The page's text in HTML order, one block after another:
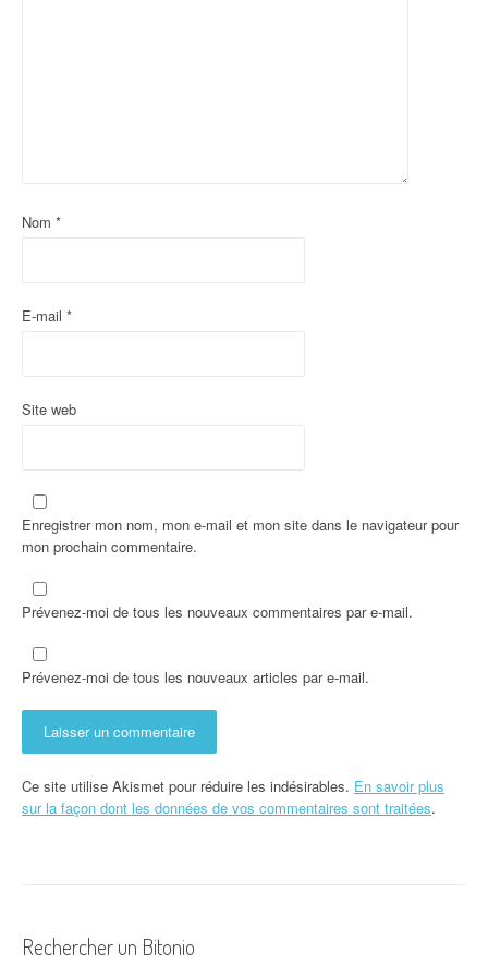
r
c
e
Nom *
E-mail *
Site web
Enregistrer mon nom, mon e-mail et mon site dans le navigateur pour
mon prochain commentaire.
Prévenez-moi de tous les nouveaux commentaires par e-mail.
Prévenez-moi de tous les nouveaux articles par e-mail.
Ce site utilise Akismet pour réduire les indésirables. En savoir plus
sur la façon dont les données de vos commentaires sont traitées.
Rechercher un Bitonio